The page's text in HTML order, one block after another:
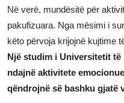
Në verë, mundësitë për
pakufizuara. Nga mësimi i
këto përvoja krijojnë kujtime
Një studim i Universitetit
ndajnë aktivitete
qëndrojnë së bashku gjatë